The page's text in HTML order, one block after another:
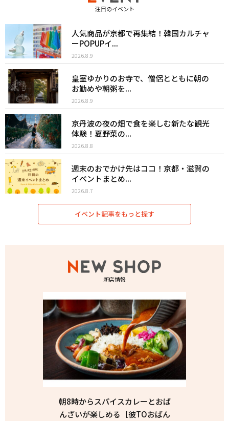
注目のイベント
人気商品が京都で再集結！韓国カルチャ
ーPOPUPイ...
2026.8.9
皇室ゆかりのお寺で、僧侶とともに朝の
お勤めや朝粥を...
2026.8.9
京丹波の夜の畑で食を楽しむ新たな観光
体験！夏野菜の...
2026.8.8
週末のおでかけ先はココ！京都・滋賀の
イベントまとめ...
2026.8.7
イベント記事をもっと探す
新店情報
朝8時からスパイスカレーとおば
んざいが楽しめる［彼TOおばん